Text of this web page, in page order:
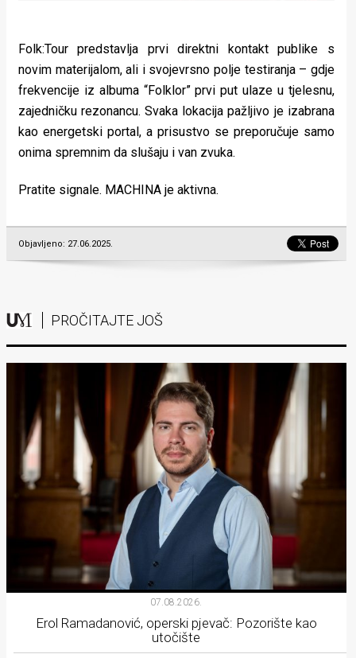
Folk:Tour predstavlja prvi direktni kontakt publike s
novim materijalom, ali i svojevrsno polje testiranja – gdje
frekvencije iz albuma “Folklor” prvi put ulaze u tjelesnu,
zajedničku rezonancu. Svaka lokacija pažljivo je izabrana
kao energetski portal, a prisustvo se preporučuje samo
onima spremnim da slušaju i van zvuka.
Pratite signale. MACHINA je aktivna.
Objavljeno: 27.06.2025.
PROČITAJTE JOŠ
07.08.2026.
Erol Ramadanović, operski pjevač: Pozorište kao
utočište